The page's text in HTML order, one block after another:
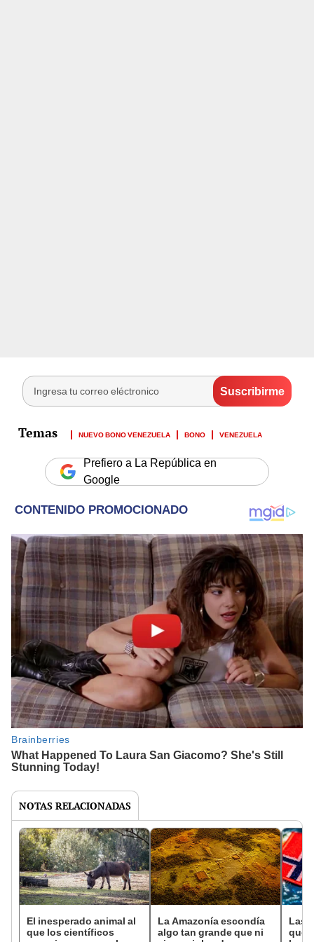
NUEVO BONO VENEZUELA BONO VENEZUELA
Prefiero a La República en
Google
NOTAS RELACIONADAS
El inesperado animal al
que los científicos
La Amazonía escondía
algo tan grande que ni
Las
que